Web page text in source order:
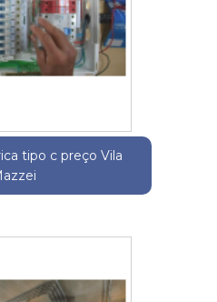
tipo c preço Vila